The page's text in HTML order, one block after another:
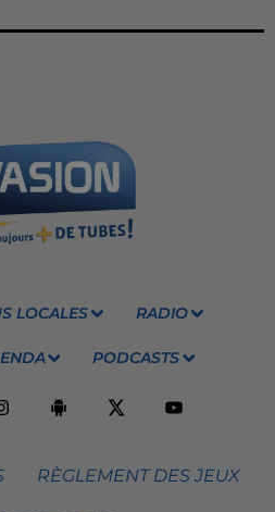
LOCALES RADIO
PODCASTS
RÈGLEMENT DES JEUX